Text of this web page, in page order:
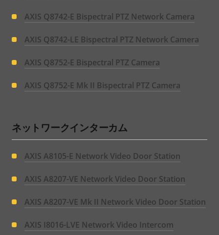
AXIS Q8742-E Bispectral PTZ Network Camera
AXIS Q8742-LE Bispectral PTZ Network Camera
AXIS Q8752-E Bispectral PTZ Camera
AXIS Q8752-E Mk II Bispectral PTZ Camera
ネットワークインターカム
AXIS A8105-E Network Video Door Station
AXIS A8207-VE Network Video Door Station
AXIS A8207-VE Mk II Network Video Door Station
AXIS I8016-LVE Network Video Intercom